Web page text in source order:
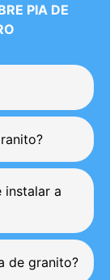
PIA DE
instalar a
de granito?